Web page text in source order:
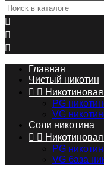



Главная
Чистый никотин
 
PG
VG
Соли никотина
 
PG
VG база